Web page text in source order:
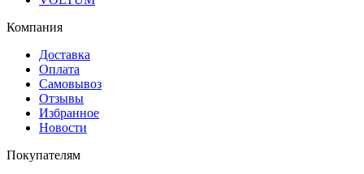
Компания
Доставка
Оплата
Самовывоз
Отзывы
Избранное
Новости
Покупателям